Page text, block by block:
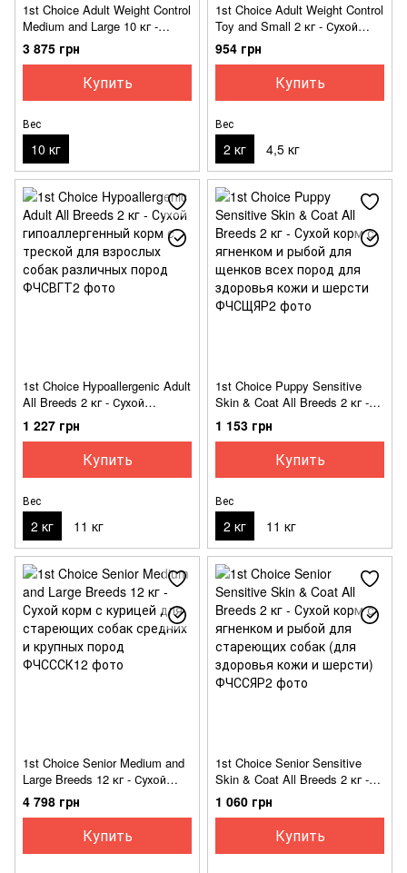
1st Choice Adult Weight Control
Medium and Large 10 кг -
Сухой корм с курицей для
собак средних и крупных
пород с избыточным весом
3 875 грн
Купить
Вес
10 кг
1st Choice Adult Weight Control
Toy and Small 2 кг - Сухой
корм с курицей для собак
мини и малых пород с
избыточным весом
954 грн
Купить
Вес
2 кг 4,5 кг
1st Choice Hypoallergenic Adult
All Breeds 2 кг - Сухой
гипоаллергенный корм с
треской для взрослых собак
различных пород
1 227 грн
Купить
Вес
2 кг 11 кг
1st Choice Puppy Sensitive
Skin & Coat All Breeds 2 кг -
Сухой корм с ягненком и
рыбой для щенков всех
пород для здоровья кожи и
1 153 грн
Купить
Вес
2 кг 11 кг
1st Choice Senior Medium and
Large Breeds 12 кг - Сухой
корм с курицей для
стареющих собак средних и
крупных пород
4 798 грн
Купить
1st Choice Senior Sensitive
Skin & Coat All Breeds 2 кг -
Сухой корм с ягненком и
рыбой для стареющих собак
(для здоровья кожи и
1 060 грн
Купить